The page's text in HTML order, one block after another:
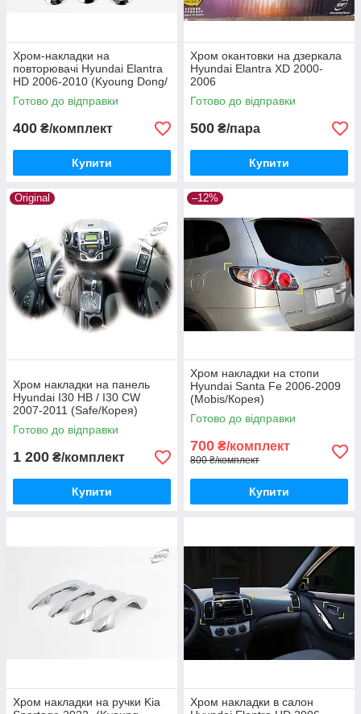
Хром-накладки на
повторювачі Hyundai Elantra
HD 2006-2010 (Kyoung Dong/
Корея)
Готово до відправки
400 ₴/комплект
Купити
Хром окантовки на дзеркала
Hyundai Elantra XD 2000-
2006
Готово до відправки
500 ₴/пара
Купити
Original
Хром накладки на панель
Hyundai I30 HB / I30 CW
2007-2011 (Safe/Корея)
Готово до відправки
1 200 ₴/комплект
Купити
–12%
Хром накладки на стопи
Hyundai Santa Fe 2006-2009
(Mobis/Корея)
Готово до відправки
700 ₴/комплект
800 ₴/комплект
Купити
Хром накладки на ручки Kia
Хром накладки в салон